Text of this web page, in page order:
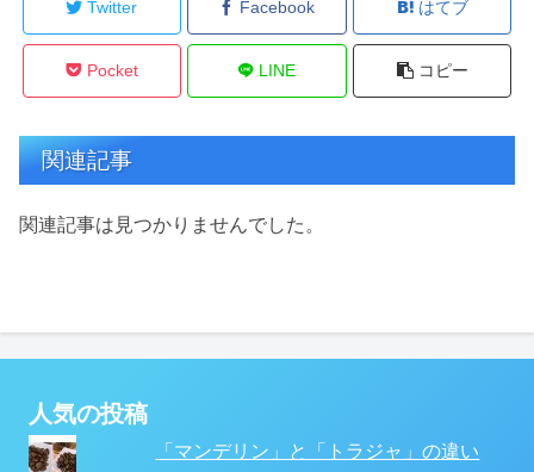
Twitter Facebook はてブ
Pocket LINE コピー
関連記事
関連記事は見つかりませんでした。
人気の投稿
「マンデリン」と「トラジャ」の違い